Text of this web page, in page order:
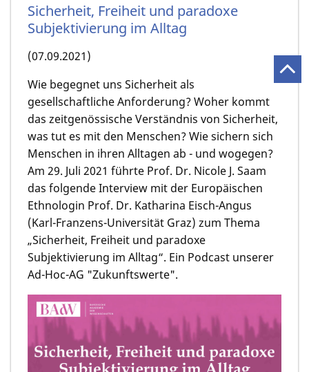
Sicherheit, Freiheit und paradoxe
Subjektivierung im Alltag
(07.09.2021)
Wie begegnet uns Sicherheit als
gesellschaftliche Anforderung? Woher kommt
das zeitgenössische Verständnis von Sicherheit,
was tut es mit den Menschen? Wie sichern sich
Menschen in ihren Alltagen ab - und wogegen?
Am 29. Juli 2021 führte Prof. Dr. Nicole J. Saam
das folgende Interview mit der Europäischen
Ethnologin Prof. Dr. Katharina Eisch-Angus
(Karl-Franzens-Universität Graz) zum Thema
„Sicherheit, Freiheit und paradoxe
Subjektivierung im Alltag“. Ein Podcast unserer
Ad-Hoc-AG "Zukunftswerte".